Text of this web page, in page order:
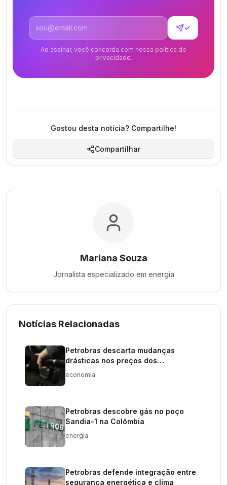
Endereço de email
✓
Ao assinar, você concorda com nossa política de
privacidade.
Gostou desta notícia? Compartilhe!
Compartilhar
Mariana Souza
Jornalista especializado em energia
Notícias Relacionadas
Petrobras descarta mudanças
drásticas nos preços dos
combustíveis
economia
Petrobras descobre gás no poço
Sandia-1 na Colômbia
energia
Petrobras defende integração entre
segurança energética e clima